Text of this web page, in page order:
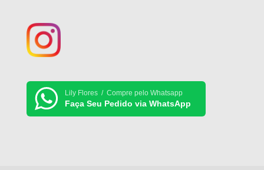
Lily Flores / Compre pelo Whatsapp
Faça Seu Pedido via WhatsApp